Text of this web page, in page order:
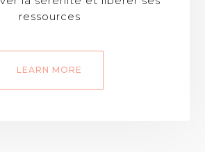
ressources
LEARN MORE